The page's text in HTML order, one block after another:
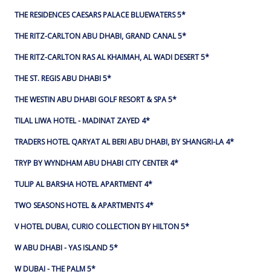
THE RESIDENCES CAESARS PALACE BLUEWATERS 5*
THE RITZ-CARLTON ABU DHABI, GRAND CANAL 5*
THE RITZ-CARLTON RAS AL KHAIMAH, AL WADI DESERT 5*
THE ST. REGIS ABU DHABI 5*
THE WESTIN ABU DHABI GOLF RESORT & SPA 5*
TILAL LIWA HOTEL - MADINAT ZAYED 4*
TRADERS HOTEL QARYAT AL BERI ABU DHABI, BY SHANGRI-LA 4*
TRYP BY WYNDHAM ABU DHABI CITY CENTER 4*
TULIP AL BARSHA HOTEL APARTMENT 4*
TWO SEASONS HOTEL & APARTMENTS 4*
V HOTEL DUBAI, CURIO COLLECTION BY HILTON 5*
W ABU DHABI - YAS ISLAND 5*
W DUBAI - THE PALM 5*